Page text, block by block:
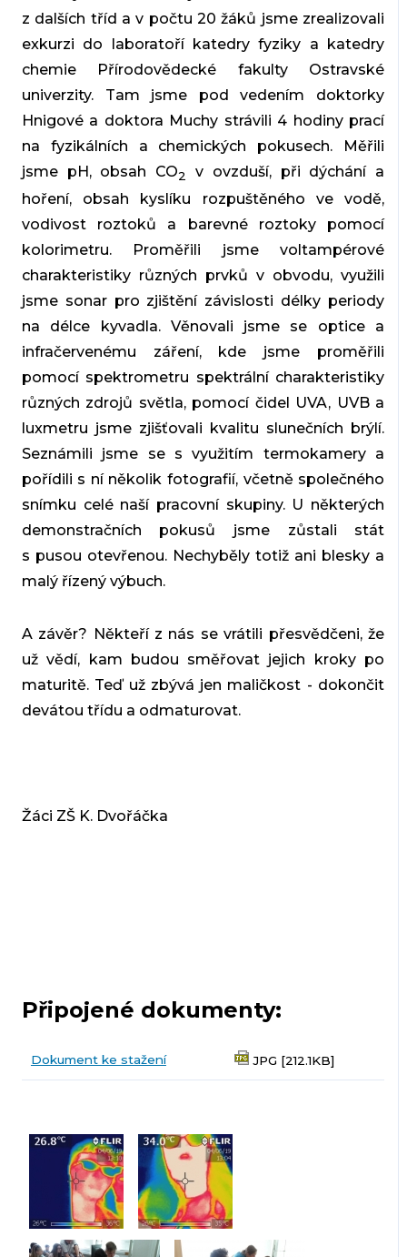
z dalších tříd a v počtu 20 žáků jsme zrealizovali
exkurzi do laboratoří katedry fyziky a katedry
chemie Přírodovědecké fakulty Ostravské
univerzity. Tam jsme pod vedením doktorky
Hӧnigové a doktora Muchy strávili 4 hodiny prací
na fyzikálních a chemických pokusech. Měřili
jsme pH, obsah CO2
v ovzduší, při dýchání a
hoření, obsah kyslíku rozpuštěného ve vodě,
vodivost roztoků a barevné roztoky pomocí
kolorimetru. Proměřili jsme voltampérové
charakteristiky různých prvků v obvodu, využili
jsme sonar pro zjištění závislosti délky periody
na délce kyvadla. Věnovali jsme se optice a
infračervenému záření, kde jsme proměřili
pomocí spektrometru spektrální charakteristiky
různých zdrojů světla, pomocí čidel UVA, UVB a
luxmetru jsme zjišťovali kvalitu slunečních brýlí.
Seznámili jsme se s využitím termokamery a
pořídili s ní několik fotografií, včetně společného
snímku celé naší pracovní skupiny. U některých
demonstračních pokusů jsme zůstali stát
s pusou otevřenou. Nechyběly totiž ani blesky a
malý řízený výbuch.
A závěr? Někteří z nás se vrátili přesvědčeni, že
už vědí, kam budou směřovat jejich kroky po
maturitě. Teď už zbývá jen maličkost - dokončit
devátou třídu a odmaturovat.
Žáci ZŠ K. Dvořáčka
Připojené dokumenty:
Dokument ke stažení JPG [212.1KB]